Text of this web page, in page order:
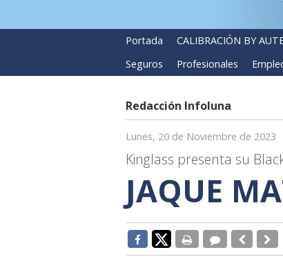
Portada CALIBRACIÓN BY
Seguros
Profesionales
Redacción Infoluna
Lunes, 20 de Noviembre de 2023
Kinglass presenta su
JAQUE